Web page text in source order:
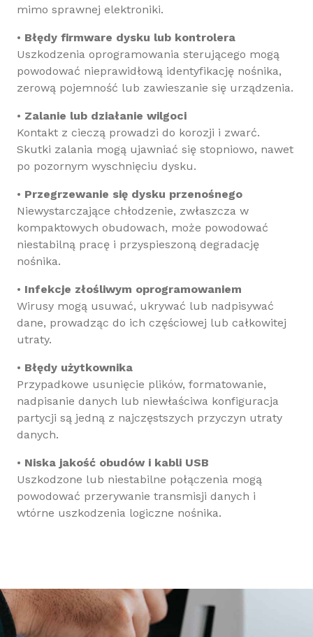
mimo sprawnej elektroniki.
• Błędy firmware dysku lub kontrolera
Uszkodzenia oprogramowania sterującego mogą
powodować nieprawidłową identyfikację nośnika,
zerową pojemność lub zawieszanie się urządzenia.
• Zalanie lub działanie wilgoci
Kontakt z cieczą prowadzi do korozji i zwarć.
Skutki zalania mogą ujawniać się stopniowo, nawet
po pozornym wyschnięciu dysku.
• Przegrzewanie się dysku przenośnego
Niewystarczające chłodzenie, zwłaszcza w
kompaktowych obudowach, może powodować
niestabilną pracę i przyspieszoną degradację
nośnika.
• Infekcje złośliwym oprogramowaniem
Wirusy mogą usuwać, ukrywać lub nadpisywać
dane, prowadząc do ich częściowej lub całkowitej
utraty.
• Błędy użytkownika
Przypadkowe usunięcie plików, formatowanie,
nadpisanie danych lub niewłaściwa konfiguracja
partycji są jedną z najczęstszych przyczyn utraty
danych.
• Niska jakość obudów i kabli USB
Uszkodzone lub niestabilne połączenia mogą
powodować przerywanie transmisji danych i
wtórne uszkodzenia logiczne nośnika.